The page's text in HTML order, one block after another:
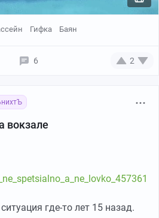
Гифка Баян
6 2
вокзале
где-то лет 15 назад.